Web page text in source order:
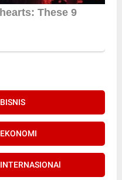
BISNIS
EKONOMI
INTERNASIONAl